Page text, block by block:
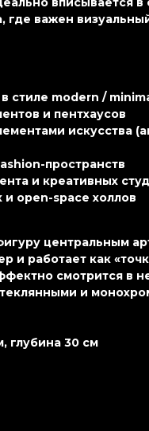
где важен
стиле modern /
и пентхаусов
искусства
пространств
и креативных
и open-space холлов
центральным
и работает как
смотрится в
и
глубина 30 см